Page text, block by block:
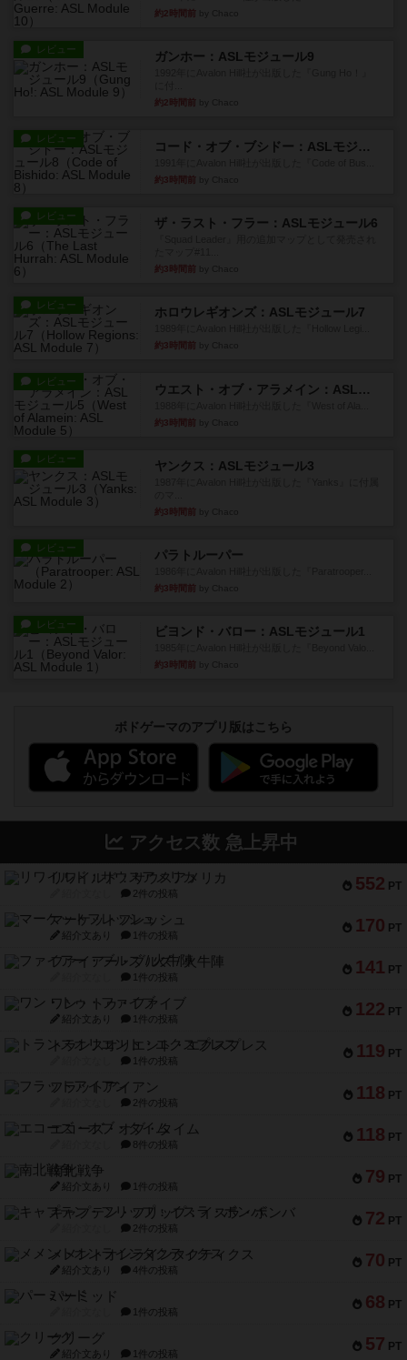
約2時間前
レビュー ガンホー：ASLモジュール9
約2時間前
レビュー
コード・オブ・ブシドー：ASLモジュール8
約3時間前
レビュー ザ・ラスト・フラー：ASLモジュール6
約3時間前
レビュー ホロウレギオンズ：ASLモジュール7
約3時間前
レビュー
ウエスト・オブ・アラメイン：ASLモジュール5
約3時間前
レビュー ヤンクス：ASLモジュール3
約3時間前
レビュー パラトルーパー
約3時間前
レビュー ビヨンド・バロー：ASLモジュール1
約3時間前
ボドゲーマのアプリ版はこちら
アクセス数 急上昇中
552 PT
リワイルド：サウスアメリカ
2件の投稿
170 PT
マーケットフレッシュ
紹介文あり 1件の投稿
141 PT
ファイアー・ブルズ / 火牛陣
1件の投稿
122 PT
ワン・トゥ・ファイブ
紹介文あり 1件の投稿
119 PT
トランスオリエント・エクスプレス
1件の投稿
118 PT
フラットアイアン
2件の投稿
118 PT
エコーズ・オブ・タイム
8件の投稿
79 PT
南北戦争
紹介文あり 1件の投稿
72 PT
キャプテン・フリップ：イスラ・ボンバ
2件の投稿
70 PT
メメントオンラインタクティクス
紹介文あり 4件の投稿
68 PT
パーミッド
1件の投稿
57 PT
クリーグ
紹介文あり 1件の投稿